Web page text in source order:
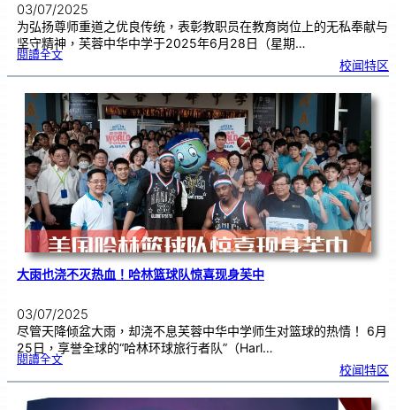
03/07/2025
为弘扬尊师重道之优良传统，表彰教职员在教育岗位上的无私奉献与
坚守精神，芙蓉中华中学于2025年6月28日（星期…
閱讀全文:2
5
教
师
节
暨
长
期
服
务
奖
颁
奖
典
礼
校闻特区
大雨也浇不灭热血！哈林篮球队惊喜现身芙中
03/07/2025
尽管天降倾盆大雨，却浇不息芙蓉中华中学师生对篮球的热情！ 6月
25日，享誉全球的“哈林环球旅行者队”（Harl…
閱讀全文:大
浇
灭
热
校闻特区